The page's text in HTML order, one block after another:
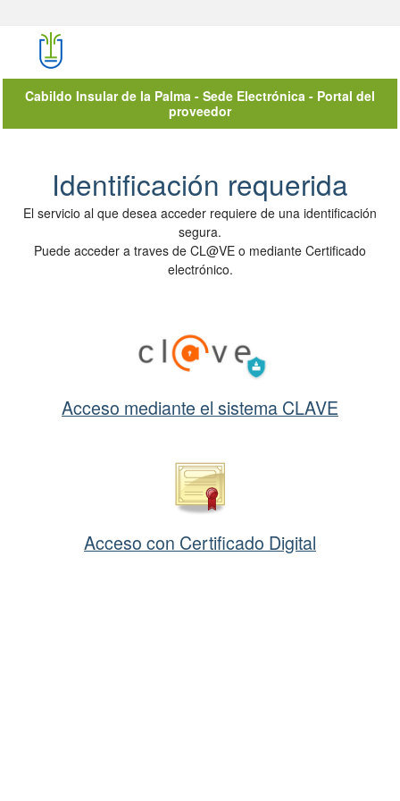
Cabildo Insular de la Palma - Sede Electrónica - Portal del
proveedor
Autenticación del Usuario
Identificación requerida
El servicio al que desea acceder requiere de una identificación
segura.
Puede acceder a traves de CL@VE o mediante Certificado
electrónico.
Acceso mediante el sistema CLAVE
Acceso con Certificado Digital